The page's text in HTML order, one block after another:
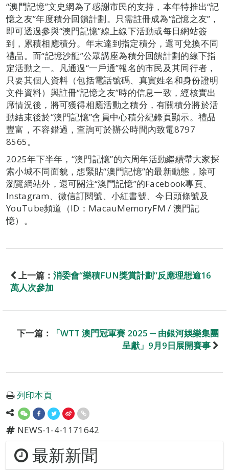
“澳門記憶”文史網為了感謝市民的支持，本年特推出“記
憶之友”年度積分回饋計劃。只需註冊成為“記憶之友”，
即可透過參與“澳門記憶”線上線下活動或每日網站簽
到，累積相應積分。年末達到指定積分，還可兌換不同
禮品。而“記憶沙龍”公眾講座為積分回饋計劃的線下指
定活動之一。凡通過“一戶通”報名的市民及其同行者，
只要其個人資料（包括電話號碼、真實姓名和身份證明
文件資料）與註冊“記憶之友”時的信息一致，經核實出
席情況後，將可獲得相應活動之積分，有關積分將於活
動結束後於“澳門記憶”會員中心積分紀錄頁顯示。禮品
豐富，不容錯過，查詢可於辦公時間內致電8797
8565。
2025年下半年，“澳門記憶”的六周年活動繼續帶大家探
索小城不同面貌，想緊貼“澳門記憶”的最新動態，除可
瀏覽網站外，還可關注“澳門記憶”的Facebook專頁、
Instagram、微信訂閱號、小紅書號、今日頭條號及
YouTube頻道（ID：MacauMemoryFM / 澳門記
憶）。
上一篇： 消委會“樂積FUN獎賞計劃”反應理想逾16
萬人次參加
下一篇：
「WTT 澳門冠軍賽 2025 ─ 由銀河娛樂集團
呈獻」9月9日展開賽事
列印本頁
NEWS-1-4-1171642
最新新聞